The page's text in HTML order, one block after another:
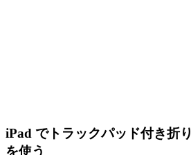
iPad でトラックパッド付き折
を使う